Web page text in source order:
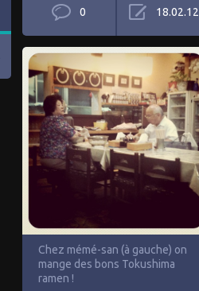
0 18.02.12
Chez mémé-san (à gauche) on
mange des bons Tokushima
ramen !